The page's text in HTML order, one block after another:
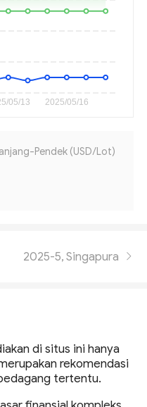
Pendek (USD/Lot)
2025-5, Singapura
di situs ini hanya
rekomendasi
tertentu.